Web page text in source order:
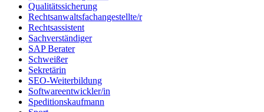
Qualitätssicherung
Rechtsanwaltsfachangestellte/r
Rechtsassistent
Sachverständiger
SAP Berater
Schweißer
Sekretärin
SEO-Weiterbildung
Softwareentwickler/in
Speditionskaufmann